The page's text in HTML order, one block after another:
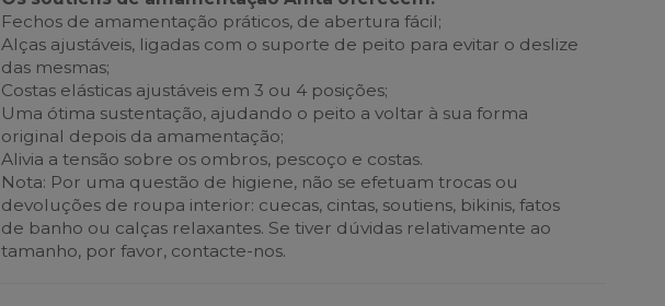
Fechos de amamentação práticos, de abertura fácil;
Alças ajustáveis, ligadas com o suporte de peito para evitar o deslize
das mesmas;
Costas elásticas ajustáveis em 3 ou 4 posições;
Uma ótima sustentação, ajudando o peito a voltar à sua forma
original depois da amamentação;
Alivia a tensão sobre os ombros, pescoço e costas.
Nota: Por uma questão de higiene, não se efetuam trocas ou
devoluções de roupa interior: cuecas, cintas, soutiens, bikinis, fatos
de banho ou calças relaxantes. Se tiver dúvidas relativamente ao
tamanho, por favor, contacte-nos.